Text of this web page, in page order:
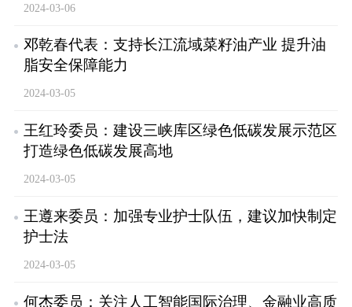
2024-03-06
邓乾春代表：支持长江流域菜籽油产业 提升油
脂安全保障能力
2024-03-05
王红玲委员：建设三峡库区绿色低碳发展示范区
打造绿色低碳发展高地
2024-03-05
王遵来委员：加强专业护士队伍，建议加快制定
护士法
2024-03-05
何杰委员：关注人工智能国际治理、金融业高质